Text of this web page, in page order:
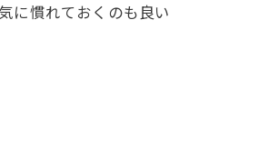
に慣れておくのも良い